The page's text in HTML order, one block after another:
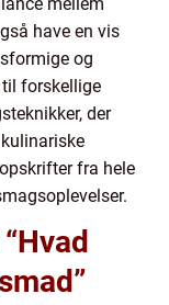
have en vis
og
til forskellige
der
fra hele